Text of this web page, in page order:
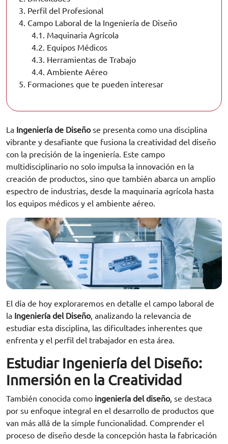
3. Perfil del Profesional
4. Campo Laboral de la Ingeniería de Diseño
4.1. Maquinaria Agrícola
4.2. Equipos Médicos
4.3. Herramientas de Trabajo
4.4. Ambiente Aéreo
5. Formaciones que te pueden interesar
La Ingeniería de Diseñose presenta como una disciplina
vibrante y desafiante que fusiona la creatividad del diseño
con la precisión de la ingeniería. Este campo
multidisciplinario no solo impulsa la innovación en la
creación de productos, sino que también abarca un amplio
espectro de industrias, desde la maquinaria agrícola hasta
los equipos médicos y el ambiente aéreo.
El día de hoy exploraremos en detalle el campo laboral de
la Ingeniería del Diseño, analizando la relevancia de
estudiar esta disciplina, las dificultades inherentes que
enfrenta y el perfil del trabajador en esta área.
Estudiar Ingeniería del Diseño:
Inmersión en la Creatividad
También conocida como ingeniería del diseño, se destaca
por su enfoque integral en el desarrollo de productos que
van más allá de la simple funcionalidad. Comprender el
proceso de diseño desde la concepción hasta la fabricación